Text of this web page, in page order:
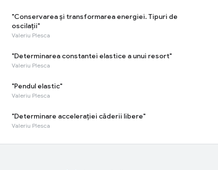
"Conservarea și transformarea energiei. Tipuri de
oscilații"
Valeriu Plesca
"Determinarea constantei elastice a unui resort"
Valeriu Plesca
"Pendul elastic"
Valeriu Plesca
"Determinare accelerației căderii libere"
Valeriu Plesca